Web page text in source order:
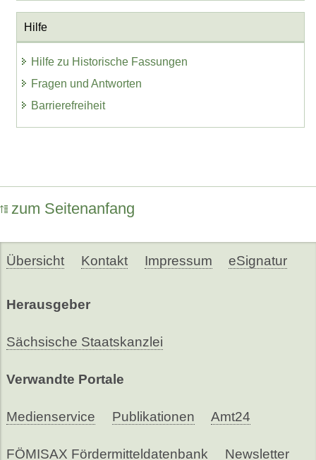
Hilfe
Hilfe zu Historische Fassungen
Fragen und Antworten
Barrierefreiheit
zum Seitenanfang
Übersicht Kontakt Impressum eSignatur
Herausgeber
Sächsische Staatskanzlei
Verwandte Portale
Medienservice Publikationen Amt24
FÖMISAX Fördermitteldatenbank Newsletter